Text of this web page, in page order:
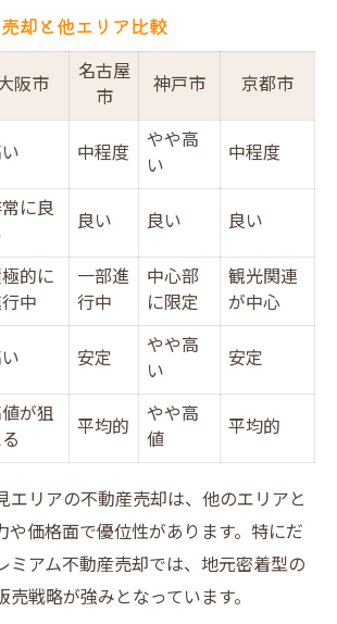
却と他エリア比較
阪市
名古屋
市
神戸市 京都市
中程度
やや高
い
中程度
に良
良い 良い 良い
的に
中
一部進
行中
中心部
に限定
観光関連
が中心
安定
やや高
い
安定
が狙
平均的
やや高
値
平均的
エリアの不動産売却は、他のエリアと
や価格面で優位性があります。特にだ
ミアム不動産売却では、地元密着型の
戦略が強みとなっています。